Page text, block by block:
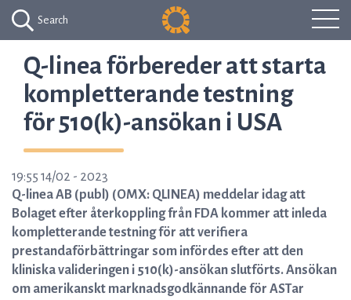
Search
Q-linea förbereder att starta
kompletterande testning
för 510(k)-ansökan i USA
19:55 14/02 - 2023
Q-linea AB (publ) (OMX: QLINEA) meddelar idag att
Bolaget efter återkoppling från FDA kommer att inleda
kompletterande testning för att verifiera
prestandaförbättringar som infördes efter att den
kliniska valideringen i 510(k)-ansökan slutförts. Ansökan
om amerikanskt marknadsgodkännande för ASTar